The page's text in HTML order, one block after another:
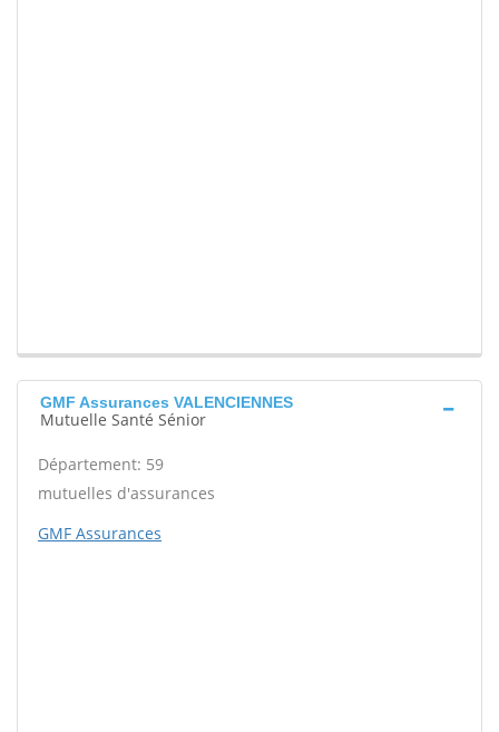
GMF Assurances VALENCIENNES
Mutuelle Santé Sénior
Département: 59
mutuelles d'assurances
GMF Assurances